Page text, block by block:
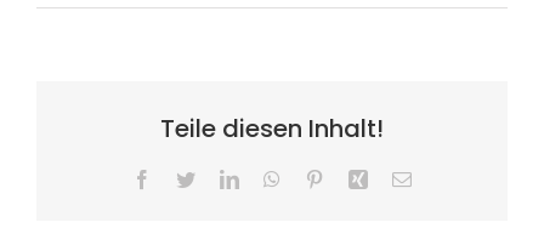
Teile diesen Inhalt!
Facebook
TwitterLinkedInWhatsApp
PinterestXing E-